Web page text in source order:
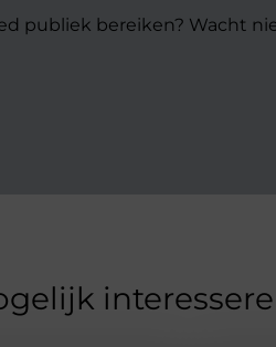
publiek bereiken? Wacht